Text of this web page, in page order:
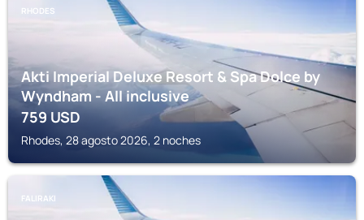
RHODES
Akti Imperial Deluxe Resort & Spa Dolce by
Wyndham - All inclusive
759USD
Rhodes, 28 agosto 2026, 2 noches
FALIRAKI